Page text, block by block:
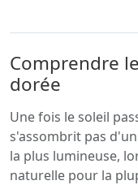
Comprendre
dorée
Une fois le soleil
s'assombrit pas
la plus lumineuse,
naturelle pour la